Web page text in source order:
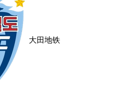
大田地铁